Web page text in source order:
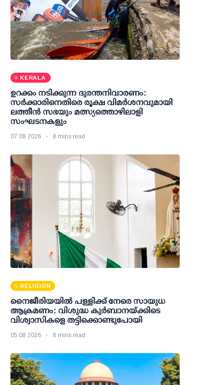
KERALA
ഉറക്കം നടിക്കുന്ന ദുരന്തനിവാരണം:
സര്‍ക്കാരിനെതിരെ രൂക്ഷ വിമര്‍ശനവുമായി
ലത്തീന്‍ സഭയും മത്സ്യത്തൊഴിലാളി
സംഘടനകളും
07 08 2026 8 mins read
RELIGION
നൈജീരിയയിൽ പള്ളിക്ക് നേരെ സായുധ
ആക്രമണം: വിശുദ്ധ കുർബാനയ്ക്കിടെ
വിശ്വാസികളെ തട്ടിക്കൊണ്ടുപോയി
05 08 2026 8 mins read